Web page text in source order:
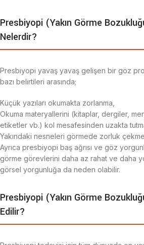
Presbiyopi (Yakın Görme
Nelerdir?
Presbiyopi yavaş yavaş gelişen bir göz
bazı belirtileri arasında;
Küçük yazıları okumakta zorlanma,
Okuma materyallerini (kitaplar, dergiler,
etiketler vb.) kol mesafesinden uzakta
Yakındaki nesneleri görmede zorluk
Ayrıca presbiyopi baş ağrısı ve göz
görme görevlerini daha az rahat ve daha
görsel yorgunluğa da neden olabilir.
Presbiyopi (Yakın Görme
Edilir?